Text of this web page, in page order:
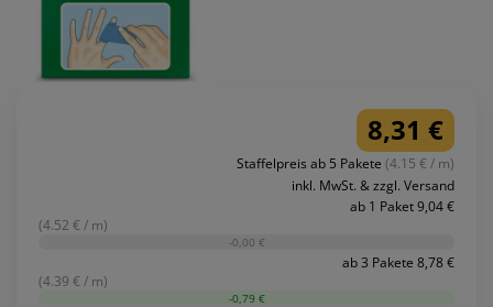
8,31 €
Staffelpreis ab 5 Pakete (4.15 € / m)
inkl. MwSt. & zzgl. Versand
ab 1 Paket 9,04 €
(4.52 € / m)
-0,00 €
ab 3 Pakete 8,78 €
(4.39 € / m)
-0,79 €